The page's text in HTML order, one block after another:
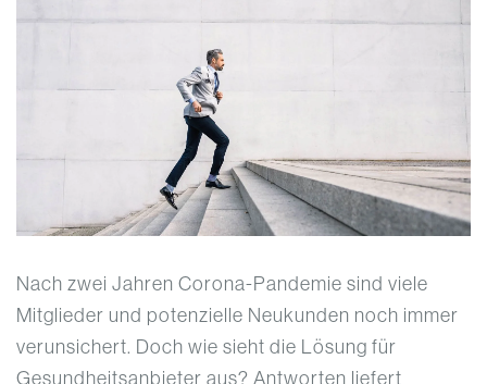
Nach zwei Jahren Corona-Pandemie sind viele
Mitglieder und potenzielle Neukunden noch immer
verunsichert. Doch wie sieht die Lösung für
Gesundheitsanbieter aus? Antworten liefert